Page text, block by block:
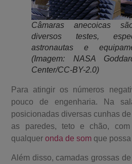
Câmaras anecoicas
diversos testes,
astronautas e
(Imagem: NASA
Center/CC-BY-2.0)
Para atingir os números
pouco de engenharia. Na
posicionadas diversas cunhas
as paredes, teto e chão,
qualqueronda de som que
Além disso, camadas grossas